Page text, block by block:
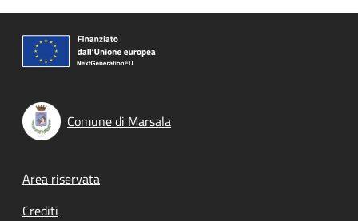
Comune di Marsala
Footer menu
Area riservata
Crediti